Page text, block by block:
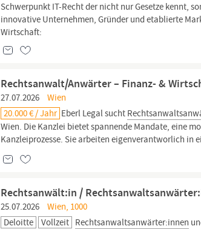
Schwerpunkt IT-Recht der nicht nur Gesetze kennt,
innovative Unternehmen, Gründer und etablierte
Wirtschaft:
Rechtsanwalt/Anwärter – Finanz- &
27.07.2026
Wien
20.000 € / Jahr Eberl Legal sucht
Wien. Die Kanzlei bietet spannende Mandate, eine
Kanzleiprozesse. Sie arbeiten eigenverantworlich in
Rechtsanwält:in /
25.07.2026
Wien, 1000
Deloitte
Vollzeit Rechtsanwaltsanwärter:innen